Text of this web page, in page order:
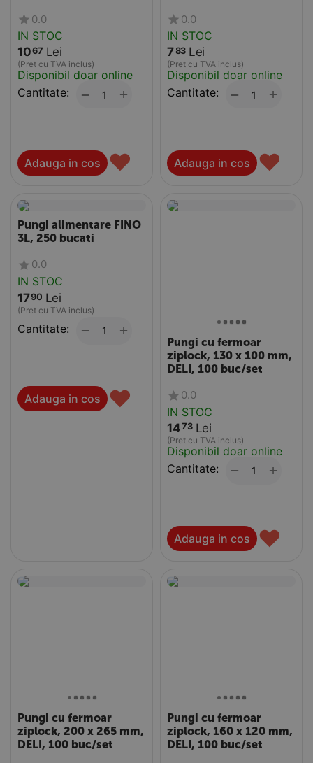
0.0
IN STOC
1067 Lei
(Pret cu TVA inclus)
Disponibil doar online
Cantitate:
+
−
Adauga in cos ♥
0.0
IN STOC
783 Lei
(Pret cu TVA inclus)
Disponibil doar online
Cantitate:
+
−
Adauga in cos ♥
Pungi alimentare FINO
3L, 250 bucati
0.0
IN STOC
1790 Lei
(Pret cu TVA inclus)
Cantitate: +
−
Adauga in cos ♥
Pungi cu fermoar
ziplock, 130 x 100 mm,
DELI, 100 buc/set
0.0
IN STOC
1473 Lei
(Pret cu TVA inclus)
Disponibil doar online
Cantitate:
+
−
Adauga in cos ♥
Pungi cu fermoar
ziplock, 200 x 265 mm,
DELI, 100 buc/set
Pungi cu fermoar
ziplock, 160 x 120 mm,
DELI, 100 buc/set